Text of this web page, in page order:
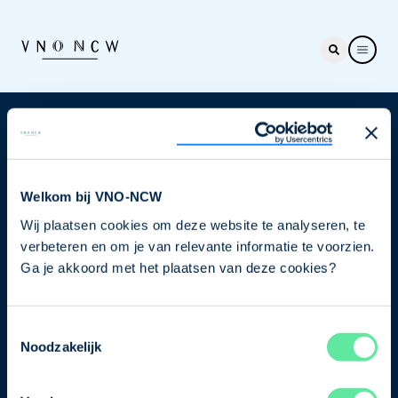
Welkom bij VNO-NCW
Wij plaatsen cookies om deze website te analyseren, te
verbeteren en om je van relevante informatie te voorzien.
Ga je akkoord met het plaatsen van deze cookies?
Noodzakelijk
Nieuwsbrief
je nu in voor de VNO-NCW nieuwsbrief.
Schrijf je in
Direct naar
Ons verhaal